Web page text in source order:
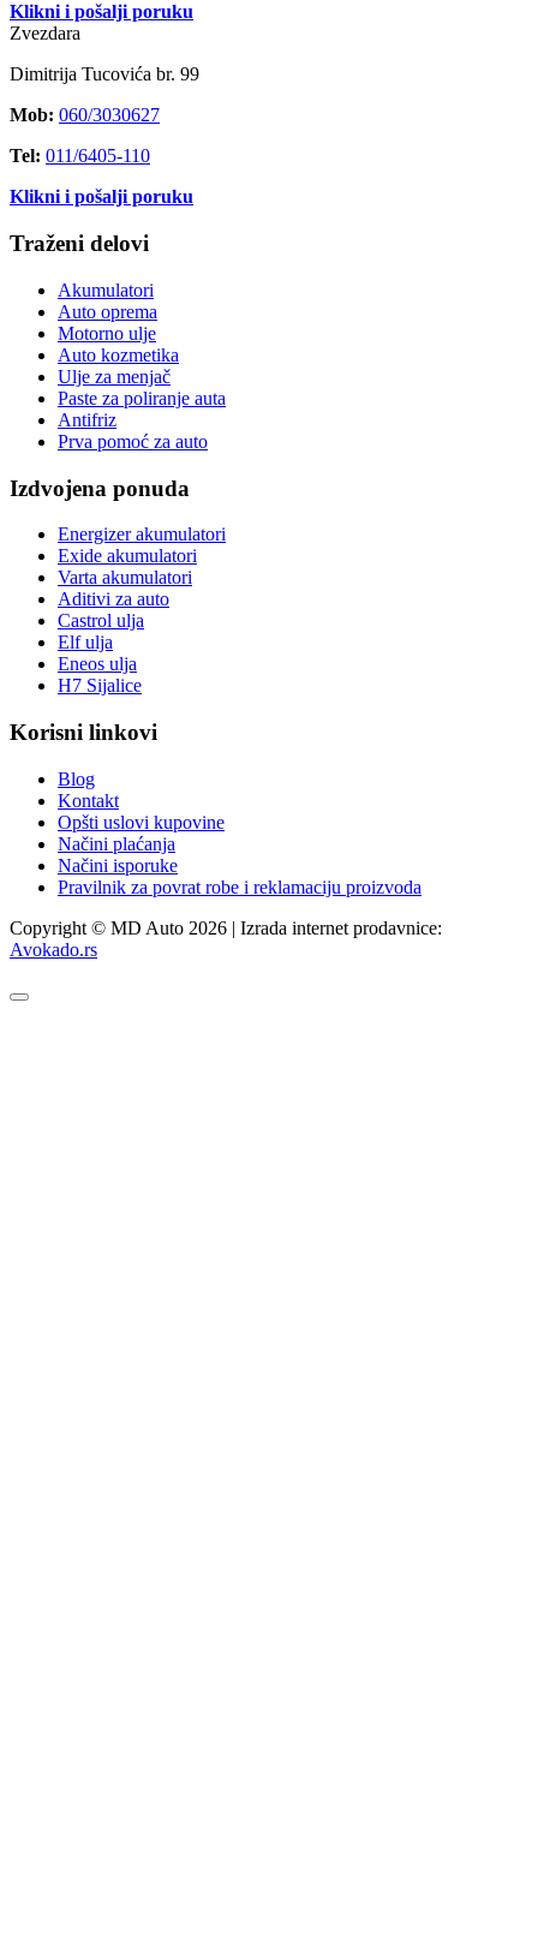
Klikni i pošalji poruku
Zvezdara
Dimitrija Tucovića br. 99
Mob: 060/3030627
Tel: 011/6405-110
Klikni i pošalji poruku
Traženi delovi
Akumulatori
Auto oprema
Motorno ulje
Auto kozmetika
Ulje za menjač
Paste za poliranje auta
Antifriz
Prva pomoć za auto
Izdvojena ponuda
Energizer akumulatori
Exide akumulatori
Varta akumulatori
Aditivi za auto
Castrol ulja
Elf ulja
Eneos ulja
H7 Sijalice
Korisni linkovi
Blog
Kontakt
Opšti uslovi kupovine
Načini plaćanja
Načini isporuke
Pravilnik za povrat robe i reklamaciju proizvoda
Copyright © MD Auto 2026 | Izrada internet prodavnice:
Avokado.rs